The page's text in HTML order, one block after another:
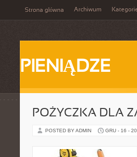
Strona główna Archiwum
PIENIĄDZE
POŻYCZKA DLA
POSTED BY ADMIN GRU - 16 -